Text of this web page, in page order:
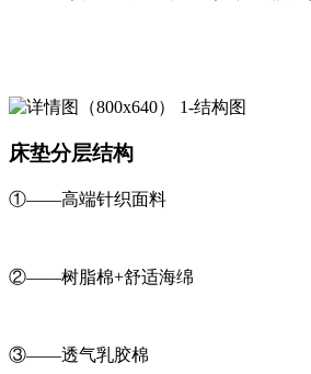
床垫分层结构
①——高端针织面料
②——树脂棉+舒适海绵
③——透气乳胶棉